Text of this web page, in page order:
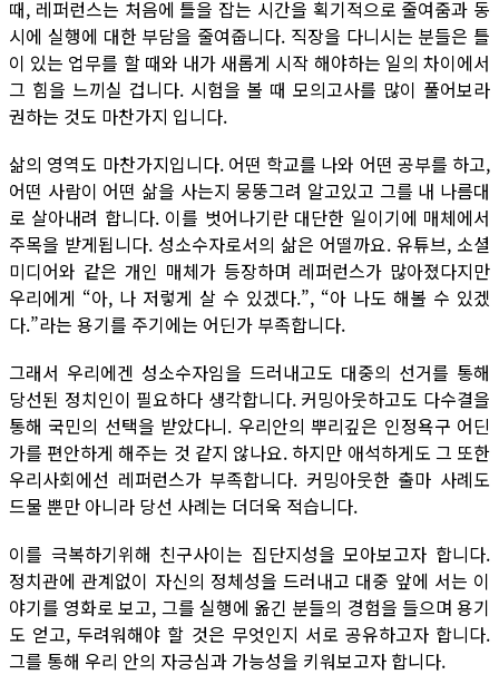
때, 레퍼런스는 처음에 틀을 잡는 시간을 획기적으로 줄여줌과 동
시에 실행에 대한 부담을 줄여줍니다. 직장을 다니시는 분들은 틀
이 있는 업무를 할 때와 내가 새롭게 시작 해야하는 일의 차이에서
그 힘을 느끼실 겁니다. 시험을 볼 때 모의고사를 많이 풀어보라
권하는 것도 마찬가지 입니다.
삶의 영역도 마찬가지입니다. 어떤 학교를 나와 어떤 공부를 하고,
어떤 사람이 어떤 삶을 사는지 뭉뚱그려 알고있고 그를 내 나름대
로 살아내려 합니다. 이를 벗어나기란 대단한 일이기에 매체에서
주목을 받게됩니다. 성소수자로서의 삶은 어떨까요. 유튜브, 소셜
미디어와 같은 개인 매체가 등장하며 레퍼런스가 많아졌다지만
우리에게 “아, 나 저렇게 살 수 있겠다.”, “아 나도 해볼 수 있겠
다.”라는 용기를 주기에는 어딘가 부족합니다.
그래서 우리에겐 성소수자임을 드러내고도 대중의 선거를 통해
당선된 정치인이 필요하다 생각합니다. 커밍아웃하고도 다수결을
통해 국민의 선택을 받았다니. 우리안의 뿌리깊은 인정욕구 어딘
가를 편안하게 해주는 것 같지 않나요. 하지만 애석하게도 그 또한
우리사회에선 레퍼런스가 부족합니다. 커밍아웃한 출마 사례도
드물 뿐만 아니라 당선 사례는 더더욱 적습니다.
이를 극복하기위해 친구사이는 집단지성을 모아보고자 합니다.
정치관에 관계없이 자신의 정체성을 드러내고 대중 앞에 서는 이
야기를 영화로 보고, 그를 실행에 옮긴 분들의 경험을 들으며 용기
도 얻고, 두려워해야 할 것은 무엇인지 서로 공유하고자 합니다.
그를 통해 우리 안의 자긍심과 가능성을 키워보고자 합니다.